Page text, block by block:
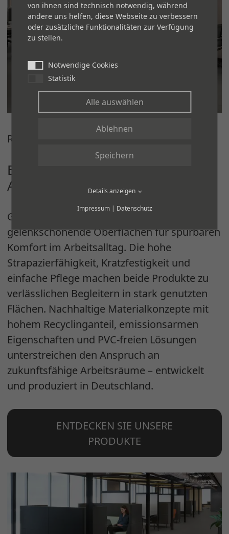
REGUPOL infintium Stratus
BODENBELÄGE FÜR MODERNE
ARBEITSWELTEN
Gleichzeitig sorgen fußwarme,
gelenkschonende Oberflächen für spürbaren
Komfort im Arbeitsalltag. Die hohe
Strapazierfähigkeit, Kratzfestigkeit und
einfache Pflege machen beide Produkte zu
verlässlichen Begleitern in stark genutzten
Flächen. Nachhaltige Materialkonzepte mit
hohem Recyclinganteil, emissionsarmen
Eigenschaften und PVC-freien Lösungen
unterstreichen den Anspruch an
zukunftsfähige Arbeitsräume – entwickelt
und produziert in Deutschland.
ENTDECKEN SIE UNSERE
PRODUKTE
von ihnen sind technisch notwendig, während
andere uns helfen, diese Webseite zu verbessern
oder zusätzliche Funktionalitäten zur Verfügung
zu stellen.
Notwendige Cookies
Statistik
Alle auswählen
Ablehnen
Speichern
Details anzeigen
Impressum| Datenschutz